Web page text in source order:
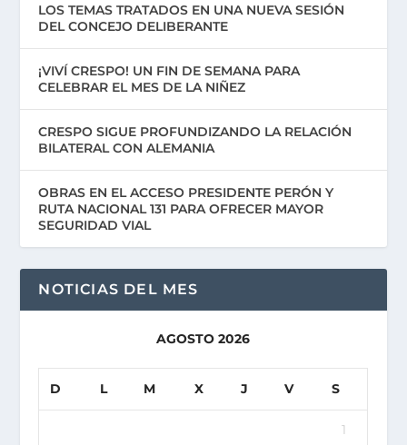
LOS TEMAS TRATADOS EN UNA NUEVA SESIÓN
DEL CONCEJO DELIBERANTE
¡VIVÍ CRESPO! UN FIN DE SEMANA PARA
CELEBRAR EL MES DE LA NIÑEZ
CRESPO SIGUE PROFUNDIZANDO LA RELACIÓN
BILATERAL CON ALEMANIA
OBRAS EN EL ACCESO PRESIDENTE PERÓN Y
RUTA NACIONAL 131 PARA OFRECER MAYOR
SEGURIDAD VIAL
NOTICIAS DEL MES
AGOSTO 2026
D L M X J V S
1